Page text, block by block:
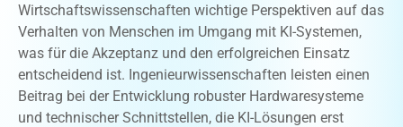
Wirtschaftswissenschaften wichtige Perspektiven auf das
Verhalten von Menschen im Umgang mit KI-Systemen,
was für die Akzeptanz und den erfolgreichen Einsatz
entscheidend ist. Ingenieurwissenschaften leisten einen
Beitrag bei der Entwicklung robuster Hardwaresysteme
und technischer Schnittstellen, die KI-Lösungen erst